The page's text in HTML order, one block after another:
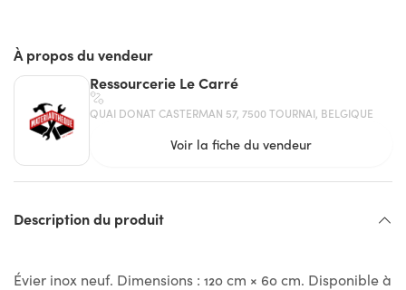
À propos du vendeur
Ressourcerie Le Carré
QUAI DONAT CASTERMAN 57, 7500 TOURNAI, BELGIQUE
Voir la fiche du vendeur
Description du produit
Évier inox neuf. Dimensions : 120 cm × 60 cm. Disponible à